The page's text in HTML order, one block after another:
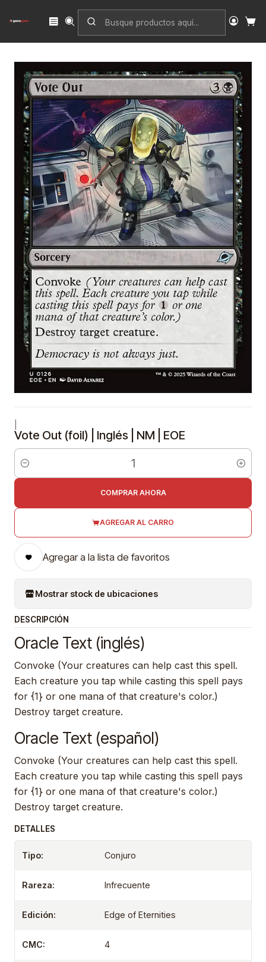
Inicio Singles
Edge of Eternities
Vote Out (foil) | Inglés | NM | EOE
Vote Out (foil) | Inglés | NM | EOE
Cantidad
AGREGAR AL CARRO
COMPRAR AHORA
Agregar a la lista de favoritos
Mostrar stock de ubicaciones
DESCRIPCIÓN
Oracle Text (inglés)
Convoke (Your creatures can help cast this spell.
Each creature you tap while casting this spell pays
for {1} or one mana of that creature's color.)
Destroy target creature.
Oracle Text (español)
Convoke (Your creatures can help cast this spell.
Each creature you tap while casting this spell pays
for {1} or one mana of that creature's color.)
Destroy target creature.
DETALLES
Tipo: Conjuro
Rareza: Infrecuente
Edición: Edge of Eternities
CMC: 4